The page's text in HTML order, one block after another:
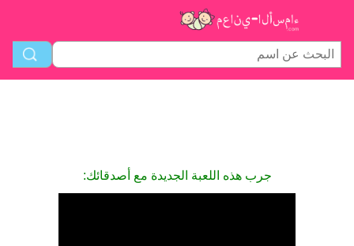
جرب هذه اللعبة الجديدة مع أصدقائك: